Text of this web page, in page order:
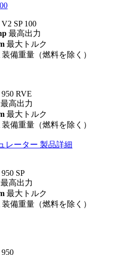
SP 100
最高出力
最大トルク
装備重量（燃料を除く）
RVE
最高出力
最大トルク
装備重量（燃料を除く）
レーター 製品詳細
SP
最高出力
最大トルク
装備重量（燃料を除く）